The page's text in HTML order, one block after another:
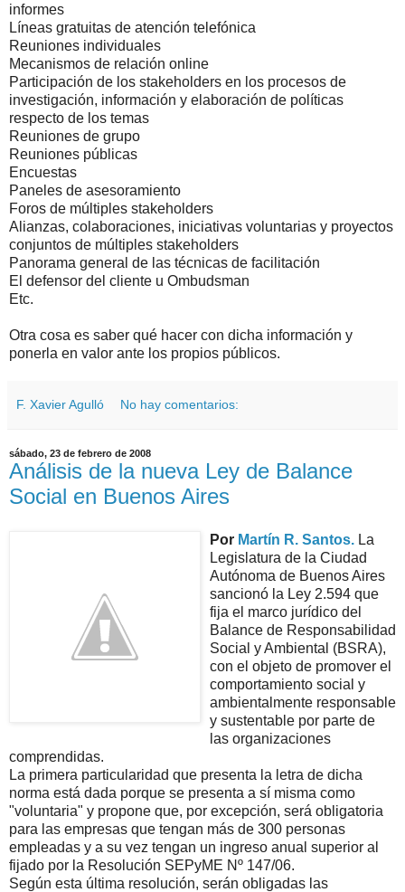
informes
Líneas gratuitas de atención telefónica
Reuniones individuales
Mecanismos de relación online
Participación de los stakeholders en los procesos de
investigación, información y elaboración de políticas
respecto de los temas
Reuniones de grupo
Reuniones públicas
Encuestas
Paneles de asesoramiento
Foros de múltiples stakeholders
Alianzas, colaboraciones, iniciativas voluntarias y proyectos
conjuntos de múltiples stakeholders
Panorama general de las técnicas de facilitación
El defensor del cliente u Ombudsman
Etc.
Otra cosa es saber qué hacer con dicha información y
ponerla en valor ante los propios públicos.
F. Xavier Agulló No hay comentarios:
sábado, 23 de febrero de 2008
Análisis de la nueva Ley de Balance
Social en Buenos Aires
Por Martín R. Santos. La
Legislatura de la Ciudad
Autónoma de Buenos Aires
sancionó la Ley 2.594 que
fija el marco jurídico del
Balance de Responsabilidad
Social y Ambiental (BSRA),
con el objeto de promover el
comportamiento social y
ambientalmente responsable
y sustentable por parte de
las organizaciones
comprendidas.
La primera particularidad que presenta la letra de dicha
norma está dada porque se presenta a sí misma como
"voluntaria" y propone que, por excepción, será obligatoria
para las empresas que tengan más de 300 personas
empleadas y a su vez tengan un ingreso anual superior al
fijado por la Resolución SEPyME Nº 147/06.
Según esta última resolución, serán obligadas las